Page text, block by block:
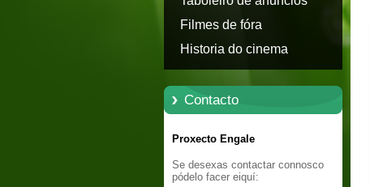
Filmes de fóra
Historia do cinema
Contacto
Proxecto Engale
Se desexas contactar connosco
pódelo facer eiquí: